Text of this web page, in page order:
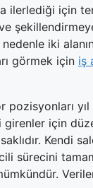
ilerlediği için
iki
görmek için iş
pozisyonları
için
Kendi
sürecini